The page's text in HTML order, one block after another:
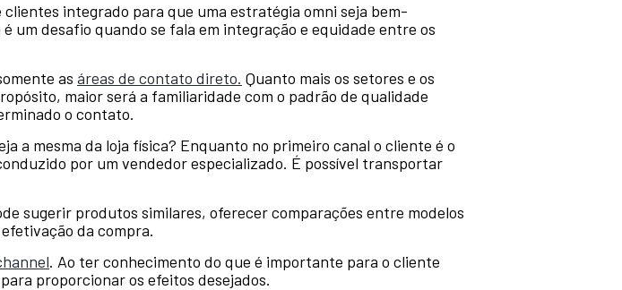
integrado para que uma estratégia omni seja bem-
um desafio quando se fala em integração e equidade entre os
as áreas de contato direto. Quanto mais os setores e os
maior será a familiaridade com o padrão de qualidade
o contato.
a mesma da loja física? Enquanto no primeiro canal o cliente é o
por um vendedor especializado. É possível transportar
sugerir produtos similares, oferecer comparações entre modelos
da compra.
. Ao ter conhecimento do que é importante para o cliente
proporcionar os efeitos desejados.